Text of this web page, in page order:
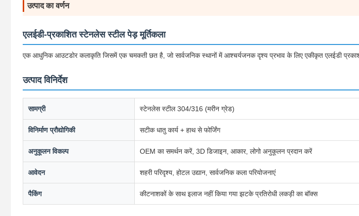
उत्पाद का वर्णन
एलईडी-प्रकाशित स्टेनलेस स्टील पेड़ मूर्तिकला
एक आधुनिक आउटडोर कलाकृति जिसमें एक चमकती छत है, जो सार्वजनिक स्थानों में आश्चर्यजनक दृश्य प्रभाव के लिए एकीकृत एलईडी
उत्पाद विनिर्देश
सामग्री स्टेनलेस स्टील 304/316 (मरीन ग्रेड)
विनिर्माण प्रौद्योगिकी सटीक धातु कार्य + हाथ से फोर्जिंग
अनुकूलन विकल्प OEM का समर्थन करें, 3D डिजाइन, आकार, लोगो अनुकूलन प्रदान करें
आवेदन शहरी परिदृश्य, होटल उद्यान, सार्वजनिक कला परियोजनाएं
पैकिंग कीटनाशकों के साथ इलाज नहीं किया गया झटके प्रतिरोधी लकड़ी का बॉक्स